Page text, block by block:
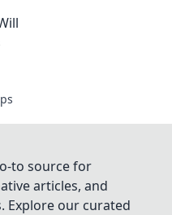
to source for
articles, and
Explore our curated